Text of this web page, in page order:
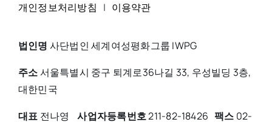
개인정보처리방침 | 이용약관
법인명 사단법인 세계여성평화그룹 IWPG
주소서울특별시 중구 퇴계로36나길 33, 우성빌딩 3층,
대한민국
대표 전나영사업자등록번호211-82-18426 팩스 02-